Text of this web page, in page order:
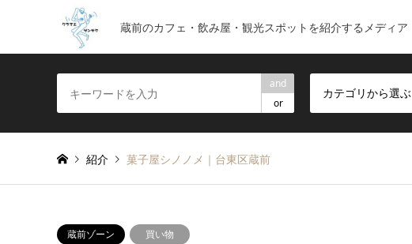
蔵前のカフェ・飲み屋・観光スポットを紹介するメディア
and
or
カテゴリから選ぶ
紹介 菓子屋シノノメ｜台東区蔵前
蔵前ゾーン 買い物